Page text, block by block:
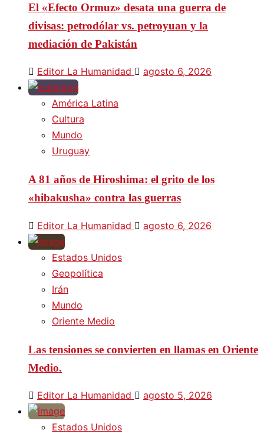
El «Efecto Ormuz» desata una guerra de
divisas: petrodólar vs. petroyuan y la
mediación de Pakistán
Editor La Humanidad agosto 6, 2026
América Latina
Cultura
Mundo
Uruguay
A 81 años de Hiroshima: el grito de los
«hibakusha» contra las guerras
Editor La Humanidad agosto 6, 2026
Estados Unidos
Geopolítica
Irán
Mundo
Oriente Medio
Las tensiones se convierten en llamas en Oriente
Medio.
Editor La Humanidad agosto 5, 2026
Estados Unidos